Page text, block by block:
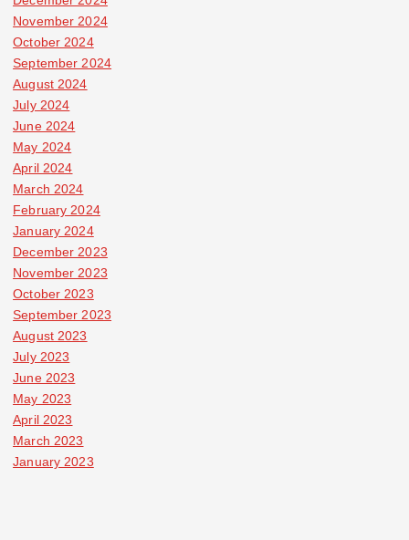
November 2024
October 2024
September 2024
August 2024
July 2024
June 2024
May 2024
April 2024
March 2024
February 2024
January 2024
December 2023
November 2023
October 2023
September 2023
August 2023
July 2023
June 2023
May 2023
April 2023
March 2023
January 2023